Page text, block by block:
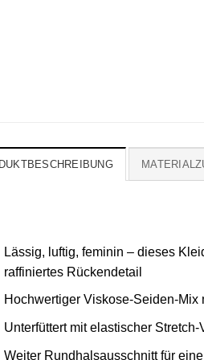
Lässig, luftig, feminin – dieses
raffiniertes Rückendetail
Hochwertiger Viskose-Seiden-Mix
Unterfüttert mit elastischer Stretch-
Weiter Rundhalsausschnitt für